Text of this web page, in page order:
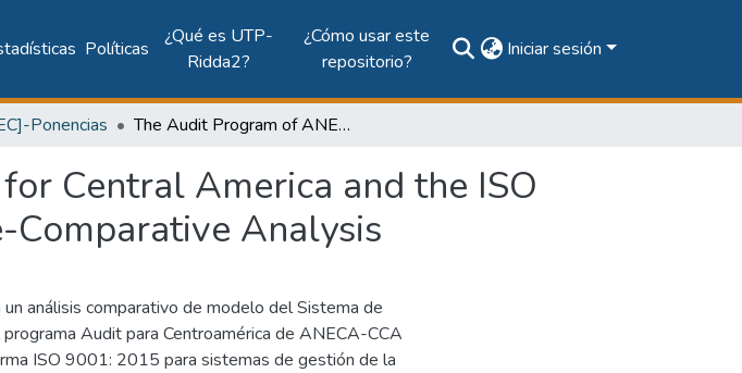
Políticas
¿Qué es UTP-
Ridda2?
¿Cómo usar este
repositorio?
Iniciar sesión
Ponencias The Audit Program of ANECA-CCA for Central America and the ISO 9001:2015 Standard - A Qualitative-Comparative Analysis
Central America and the ISO
Analysis
análisis comparativo de modelo del Sistema de
Audit para Centroamérica de ANECA-CCA
ISO 9001: 2015 para sistemas de gestión de la